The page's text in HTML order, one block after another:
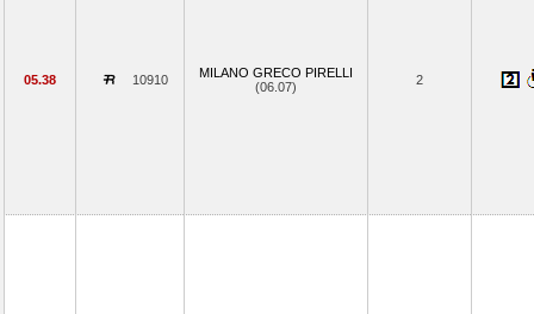
05.38 10910
MILANO GRECO PIRELLI
(06.07)
2